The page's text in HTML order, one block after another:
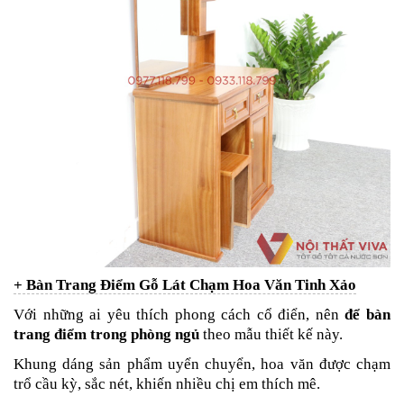
+ Bàn Trang Điểm Gỗ Lát Chạm Hoa Văn Tinh Xảo
Với những ai yêu thích phong cách cổ điển, nênđể bàn
trang điểm trong phòng ngủ theo mẫu thiết kế này.
Khung dáng sản phẩm uyển chuyển, hoa văn được chạm
trổ cầu kỳ, sắc nét, khiến nhiều chị em thích mê.